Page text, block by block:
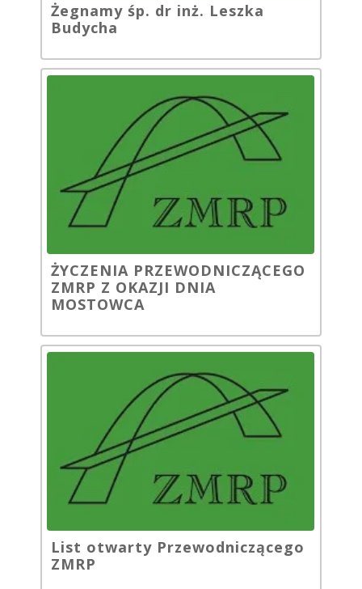
Żegnamy śp. dr inż. Leszka
Budycha
ŻYCZENIA PRZEWODNICZĄCEGO
ZMRP Z OKAZJI DNIA
MOSTOWCA
List otwarty Przewodniczącego
ZMRP